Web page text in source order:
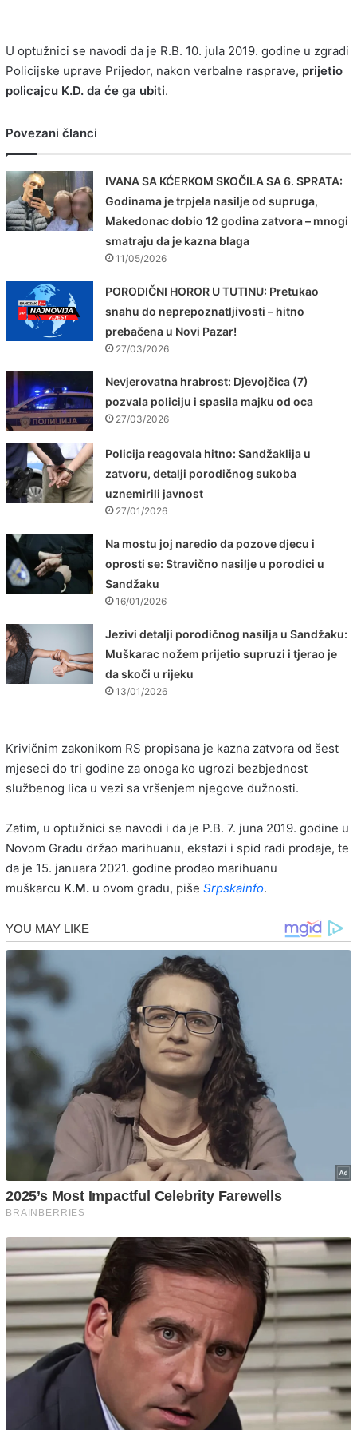
U optužnici se navodi da je R.B. 10. jula 2019. godine u zgradi
Policijske uprave Prijedor, nakon verbalne rasprave, prijetio
policajcu K.D. da će ga ubiti.
Povezani članci
IVANA SA KĆERKOM SKOČILA SA 6. SPRATA:
Godinama je trpjela nasilje od supruga,
Makedonac dobio 12 godina zatvora – mnogi
smatraju da je kazna blaga
11/05/2026
PORODIČNI HOROR U TUTINU: Pretukao
snahu do neprepoznatljivosti – hitno
prebačena u Novi Pazar!
27/03/2026
Nevjerovatna hrabrost: Djevojčica (7)
pozvala policiju i spasila majku od oca
27/03/2026
Policija reagovala hitno: Sandžaklija u
zatvoru, detalji porodičnog sukoba
uznemirili javnost
27/01/2026
Na mostu joj naredio da pozove djecu i
oprosti se: Stravično nasilje u porodici u
Sandžaku
16/01/2026
Jezivi detalji porodičnog nasilja u Sandžaku:
Muškarac nožem prijetio supruzi i tjerao je
da skoči u rijeku
13/01/2026
Krivičnim zakonikom RS propisana je kazna zatvora od šest
mjeseci do tri godine za onoga ko ugrozi bezbjednost
službenog lica u vezi sa vršenjem njegove dužnosti.
Zatim, u optužnici se navodi i da je P.B. 7. juna 2019. godine u
Novom Gradu držao marihuanu, ekstazi i spid radi prodaje, te
da je 15. januara 2021. godine prodao marihuanu
muškarcu K.M. u ovom gradu, piše Srpskainfo.